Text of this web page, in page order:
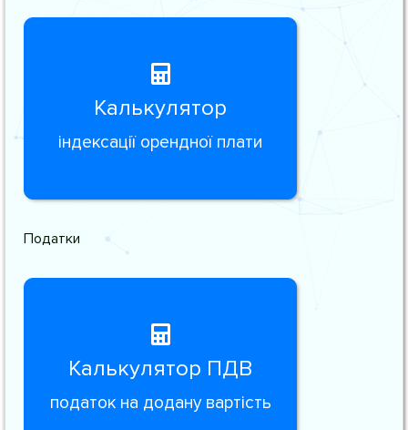
Калькулятор
індексації орендної плати
Податки
Калькулятор ПДВ
податок на додану вартість